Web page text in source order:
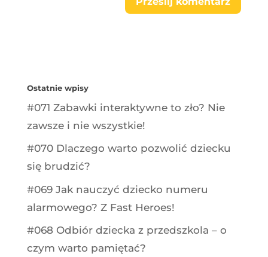
Ostatnie wpisy
#071 Zabawki interaktywne to zło? Nie
zawsze i nie wszystkie!
#070 Dlaczego warto pozwolić dziecku
się brudzić?
#069 Jak nauczyć dziecko numeru
alarmowego? Z Fast Heroes!
#068 Odbiór dziecka z przedszkola – o
czym warto pamiętać?